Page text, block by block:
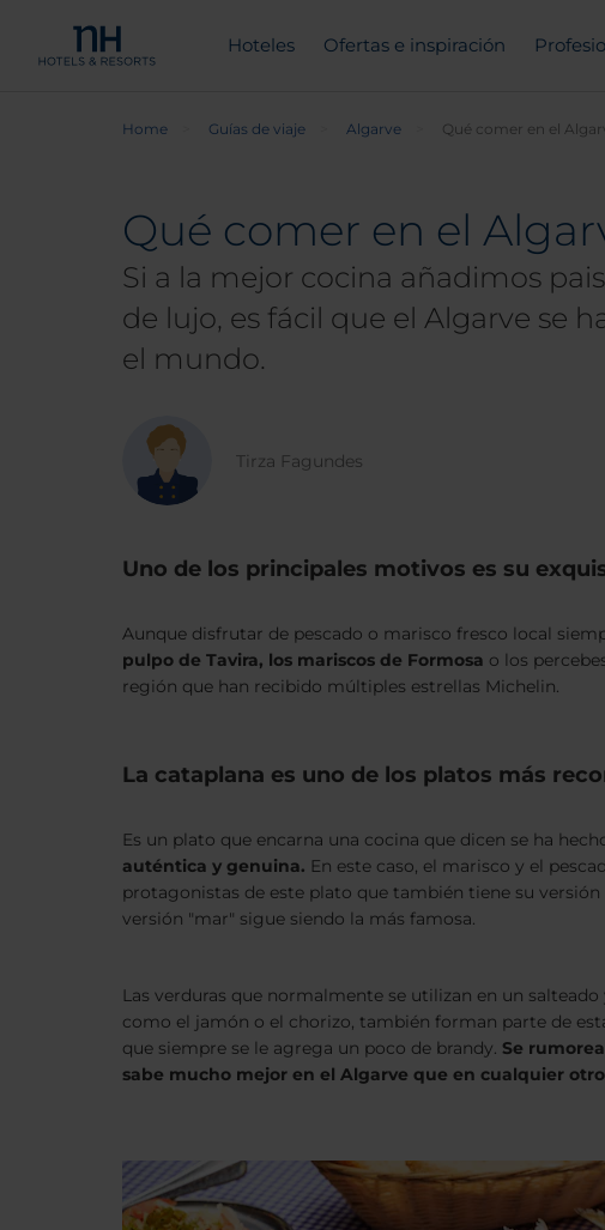
Hoteles Ofertas e inspiración
Home Guías de viaje Algarve Qué comer en el
Qué comer en el
Si a la mejor cocina añadimos
de lujo, es fácil que el Algarve se
el mundo.
Tirza Fagundes
Uno de los principales motivos es su
Aunque disfrutar de pescado o marisco fresco local
pulpo de Tavira, los mariscos de Formosa o los
región que han recibido múltiples estrellas Michelin.
La cataplana es uno de los platos más
Es un plato que encarna una cocina que dicen se ha
auténtica y genuina. En este caso, el marisco y el
protagonistas de este plato que también tiene su versión
versión "mar" sigue siendo la más famosa.
Las verduras que normalmente se utilizan en un salteado
como el jamón o el chorizo, también forman parte de
que siempre se le agrega un poco de brandy. Se
sabe mucho mejor en el Algarve que en cualquier